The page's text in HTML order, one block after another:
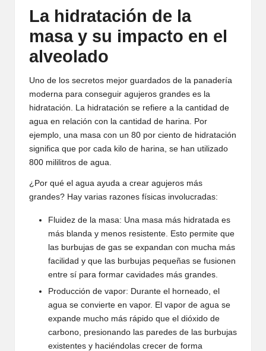
La hidratación de la
masa y su impacto en el
alveolado
Uno de los secretos mejor guardados de la panadería
moderna para conseguir agujeros grandes es la
hidratación. La hidratación se refiere a la cantidad de
agua en relación con la cantidad de harina. Por
ejemplo, una masa con un 80 por ciento de hidratación
significa que por cada kilo de harina, se han utilizado
800 mililitros de agua.
¿Por qué el agua ayuda a crear agujeros más
grandes? Hay varias razones físicas involucradas:
Fluidez de la masa: Una masa más hidratada es
más blanda y menos resistente. Esto permite que
las burbujas de gas se expandan con mucha más
facilidad y que las burbujas pequeñas se fusionen
entre sí para formar cavidades más grandes.
Producción de vapor: Durante el horneado, el
agua se convierte en vapor. El vapor de agua se
expande mucho más rápido que el dióxido de
carbono, presionando las paredes de las burbujas
existentes y haciéndolas crecer de forma